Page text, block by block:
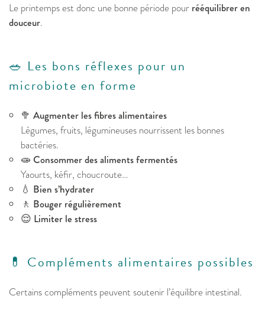
Le printemps est donc une bonne période pour rééquilibrer en
douceur.
🥗 Les bons réflexes pour un
microbiote en forme
🥦 Augmenter les fibres alimentaires
Légumes, fruits, légumineuses nourrissent les bonnes
bactéries.
🧫 Consommer des aliments fermentés
Yaourts, kéfir, choucroute…
💧 Bien s’hydrater
🚶 Bouger régulièrement
😌 Limiter le stress
💊 Compléments alimentaires possibles
Certains compléments peuvent soutenir l’équilibre intestinal.